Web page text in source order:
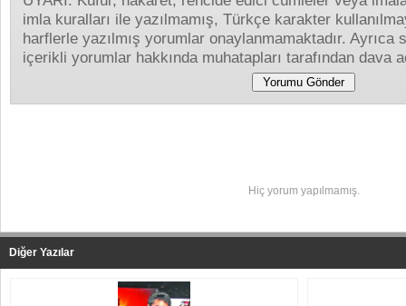
imla kuralları ile yazılmamış, Türkçe karakter
harflerle yazılmış yorumlar onaylanmamaktadır.
içerikli yorumlar hakkında muhatapları tarafından dava
Hiç yorum yapılmamış.
Diğer Yazılar